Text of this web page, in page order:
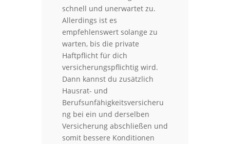
schnell und unerwartet zu.
Allerdings ist es
empfehlenswert solange zu
warten, bis die private
Haftpflicht für dich
versicherungspflichtig wird.
Dann kannst du zusätzlich
Hausrat- und
Berufsunfähigkeitsversicheru
ng bei ein und derselben
Versicherung abschließen und
somit bessere Konditionen